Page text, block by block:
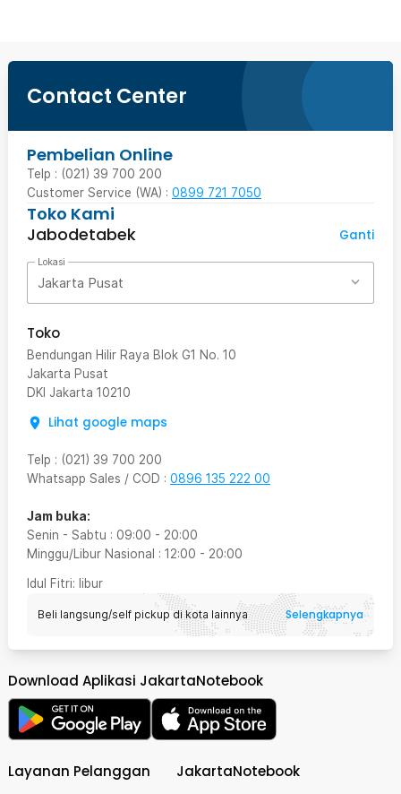
Contact Center
Pembelian Online
Telp : (021) 39 700 200
Customer Service (WA) : 0899 721 7050
Toko Kami
Jabodetabek
Ganti
Lokasi
Jakarta Pusat
Toko
Bendungan Hilir Raya Blok G1 No. 10
Jakarta Pusat
DKI Jakarta 10210
Lihat google maps
Telp : (021) 39 700 200
Whatsapp Sales / COD : 0896 135 222 00
Jam buka:
Senin - Sabtu : 09:00 - 20:00
Minggu/Libur Nasional : 12:00 - 20:00
Idul Fitri: libur
Beli langsung/self pickup di kota lainnya Selengkapnya
Download Aplikasi JakartaNotebook
Layanan Pelanggan JakartaNotebook